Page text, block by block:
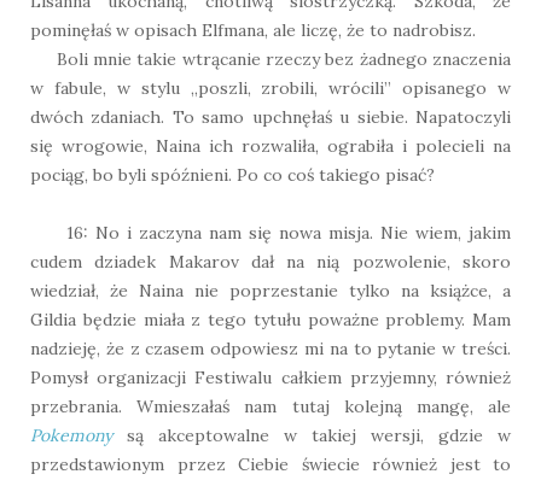
pominęłaś w opisach Elfmana, ale liczę, że to nadrobisz.
Boli mnie takie wtrącanie rzeczy bez żadnego znaczenia
w fabule, w stylu „poszli, zrobili, wrócili” opisanego w
dwóch zdaniach. To samo upchnęłaś u siebie. Napatoczyli
się wrogowie, Naina ich rozwaliła, ograbiła i polecieli na
pociąg, bo byli spóźnieni. Po co coś takiego pisać?
16: No i zaczyna nam się nowa misja. Nie wiem, jakim
cudem dziadek Makarov dał na nią pozwolenie, skoro
wiedział, że Naina nie poprzestanie tylko na książce, a
Gildia będzie miała z tego tytułu poważne problemy. Mam
nadzieję, że z czasem odpowiesz mi na to pytanie w treści.
Pomysł organizacji Festiwalu całkiem przyjemny, również
przebrania. Wmieszałaś nam tutaj kolejną mangę, ale
Pokemonysą akceptowalne w takiej wersji, gdzie w
przedstawionym przez Ciebie świecie również jest to